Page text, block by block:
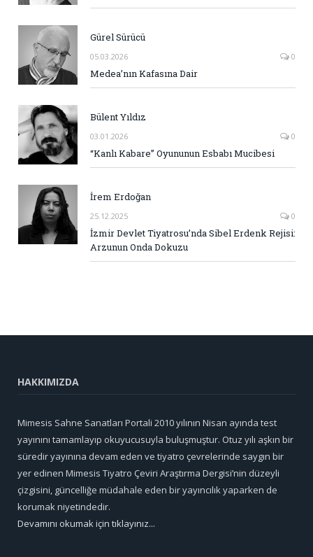
Gürel Sürücü
05.03.2026 0
Medea’nın Kafasına Dair
Bülent Yıldız
03.01.2026 0
“Kanlı Kabare” Oyununun Esbabı Mucibesi
İrem Erdoğan
25.12.2025 0
İzmir Devlet Tiyatrosu’nda Sibel Erdenk Rejisi:
Arzunun Onda Dokuzu
HAKKIMIZDA
Mimesis Sahne Sanatları Portali 2010 yılının Nisan ayında test
yayınını tamamlayıp okuyucusuyla buluşmuştur. Otuz yılı aşkın bir
süredir yayınına devam eden ve tiyatro çevrelerinde saygın bir
yer edinen Mimesis Tiyatro Çeviri Araştırma Dergisi’nin düzeyli
çizgisini, güncelliğe müdahale eden bir yayıncılık yaparken de
korumak niyetindedir.
Devamını okumak için tıklayınız...